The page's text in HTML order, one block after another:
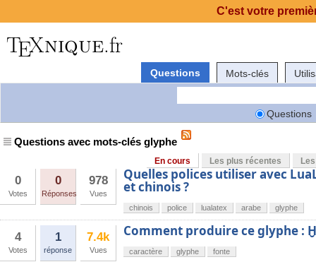
Questions Mots-clés
Questions
Questions avec mots-clés glyphe
En cours Les plus récentes
0
Votes
0
Réponses
978
Vues
Quelles polices utiliser avec
et chinois ?
chinois police lualatex arabe glyphe
4
Votes
1
réponse
7.4k
Vues
Comment produire ce glyphe :
caractère glyphe fonte
C'est votre